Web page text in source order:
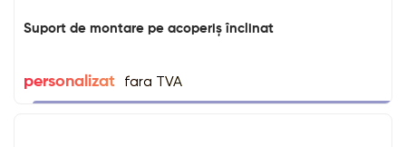
Suport de montare pe acoperiș înclinat
personalizat fara TVA